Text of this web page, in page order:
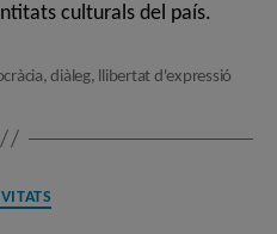
culturals del país.
,diàleg, llibertat d'expressió
Categories